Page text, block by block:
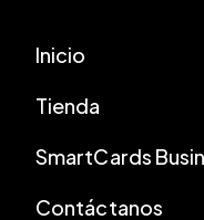
Inicio
Tienda
SmartCards
Contáctanos